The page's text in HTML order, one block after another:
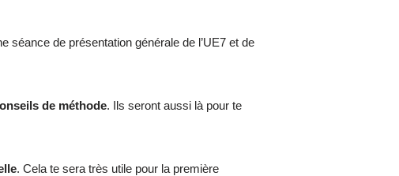
séance de présentation générale de l’UE7 et de
de méthode. Ils seront aussi là pour te
. Cela te sera très utile pour la première